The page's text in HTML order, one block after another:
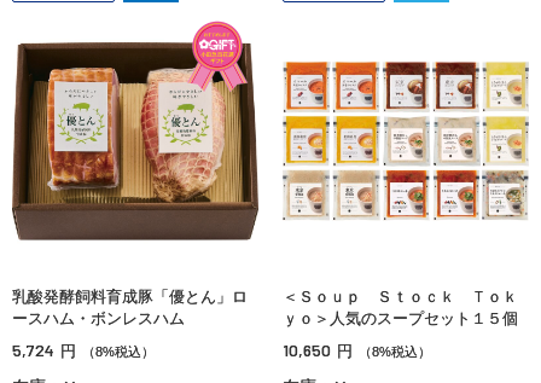
乳酸発酵飼料育成豚「優とん」ロ
ースハム・ボンレスハム
5,724 円 （8%税込）
＜Ｓｏｕｐ Ｓｔｏｃｋ Ｔｏｋ
ｙｏ＞人気のスープセット１５個
10,650 円 （8%税込）